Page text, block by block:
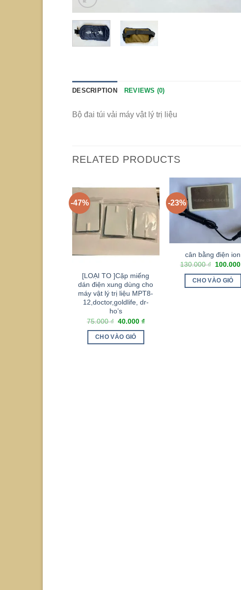
DESCRIPTION REVIEWS (0)
Bộ đai túi vải máy vật lý trị liệu
RELATED PRODUCTS
-47%
[LOẠI TO ]Cặp miếng
dán điện xung dùng cho
máy vật lý trị liệu MPT8-
12,doctor,goldlife, dr-
ho’s
75.000₫ 40.000₫
CHO VÀO GIỎ
-23%
cân bằng điện ion
130.000₫ 100.000
CHO VÀO GIỎ